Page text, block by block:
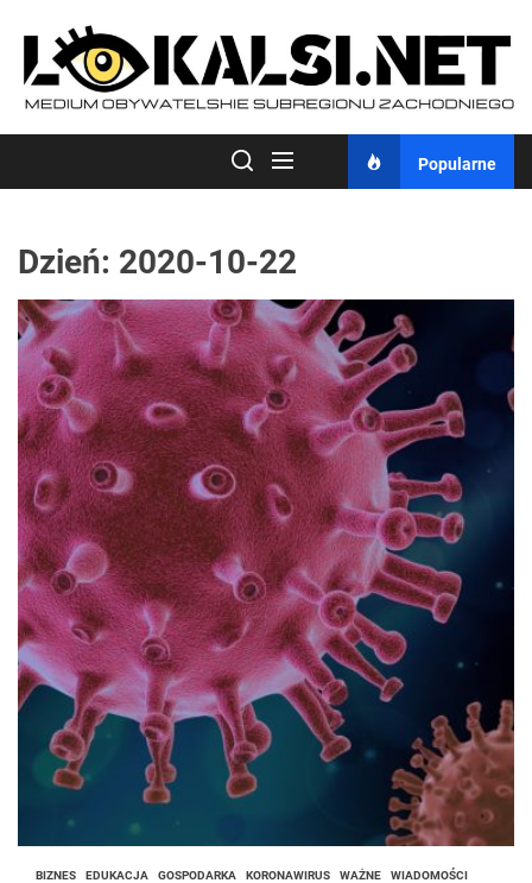
content
Popularne
Dzień: 2020-10-22
BIZNES EDUKACJA GOSPODARKA KORONAWIRUS WAŻNE WIADOMOŚCI